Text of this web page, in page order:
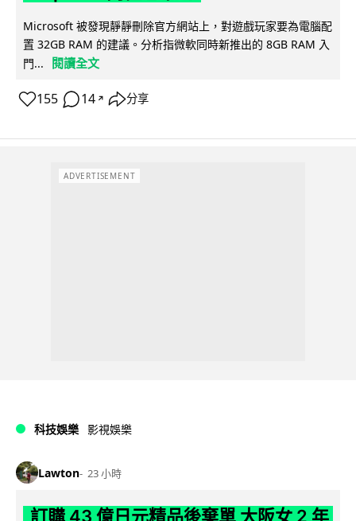
Microsoft 被發現靜靜刪除官方網站上，對遊戲玩家要為電腦配
置 32GB RAM 的建議。分析指微軟同時新推出的 8GB RAM 入
門...
閱讀全文
155 14 ↗ 分享
ADVERTISEMENT
科技娛樂 影視娛樂
Lawton 23 小時
訂購 43 億日元精品後棄單 大阪女 2 年